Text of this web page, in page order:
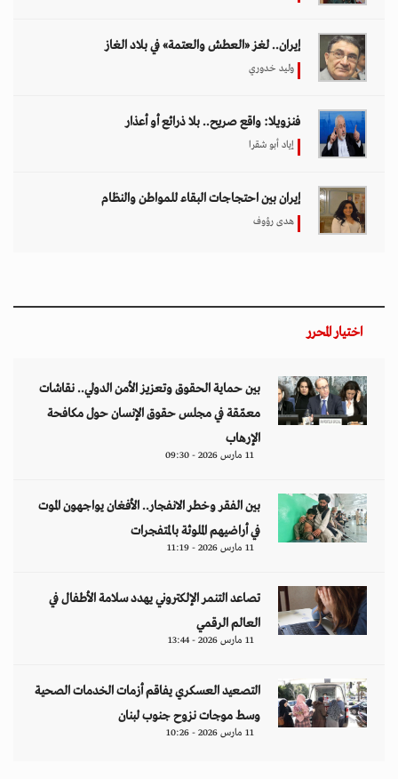
إيران.. لغز «العطش والعتمة» في بلاد الغاز
وليد خدوري
فنزويلا: واقع صريح.. بلا ذرائع أو أعذار
إياد أبو شقرا
إيران بين احتجاجات البقاء للمواطن والنظام
هدى رؤوف
اختيار المحرر
بين حماية الحقوق وتعزيز الأمن الدولي.. نقاشات
معمّقة في مجلس حقوق الإنسان حول مكافحة
الإرهاب
11 مارس 2026 - 09:30
بين الفقر وخطر الانفجار.. الأفغان يواجهون الموت
في أراضيهم الملوثة بالمتفجرات
11 مارس 2026 - 11:19
تصاعد التنمر الإلكتروني يهدد سلامة الأطفال في
العالم الرقمي
11 مارس 2026 - 13:44
التصعيد العسكري يفاقم أزمات الخدمات الصحية
وسط موجات نزوح جنوب لبنان
11 مارس 2026 - 10:26